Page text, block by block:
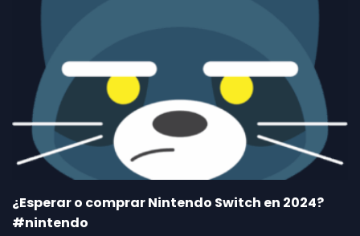
¿Esperar o comprar Nintendo Switch en 2024?
#nintendo